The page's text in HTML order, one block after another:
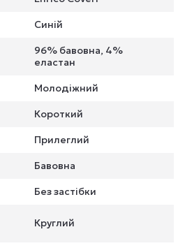
Синій
96% бавовна, 4%
еластан
Молодіжний
Короткий
Прилеглий
Бавовна
Без застібки
Круглий